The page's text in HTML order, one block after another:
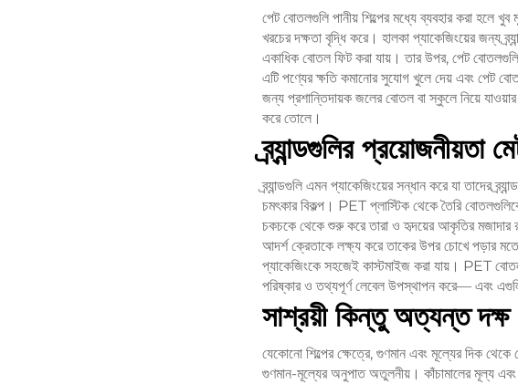
পেট বোতলগুলি পানীয় শিল্পের মধ্যে ব্যবহার করা হলে
খরচের দক্ষতা বৃদ্ধি করে। হালকা প্যাকেজিংয়ের জন্য
একাধিক বোতল ফিট করা যায়। তার উপর, পেট
এটি পণ্যের ক্ষতি কমানোর সুযোগ খুলে দেয় এবং পেট
জন্য প্রশান্তিদায়ক জলের বোতল বা স্কুলে নিয়ে
করে তোলে।
ব্র্যান্ডগুলির প্রয়োজনীয়তা
ব্র্যান্ডগুলি এমন প্যাকেজিংয়ের সন্ধান করে যা তাদের
চমৎকার বিকল্প। PET প্লাস্টিক থেকে তৈরি
চকচকে থেকে শুরু করে তারা ও হৃদয়ের আকৃতির মজাদার
আদর্শ ক্রেতাকে লক্ষ্য করে তাকের উপর চোখে পড়ার
প্যাকেজিংকে সহজেই কাস্টমাইজ করা যায়। PET
পরিষ্কার ও তথ্যপূর্ণ লেবেল উপস্থাপন করে— এবং
সাশ্রয়ী কিন্তু অত্যন্ত দক্ষ
যেকোনো শিল্পের ক্ষেত্রে, গুণমান এবং মূল্যের দিক
গুণমান-মূল্যের অনুপাত অতুলনীয়। কাঁচামালের মূল্য